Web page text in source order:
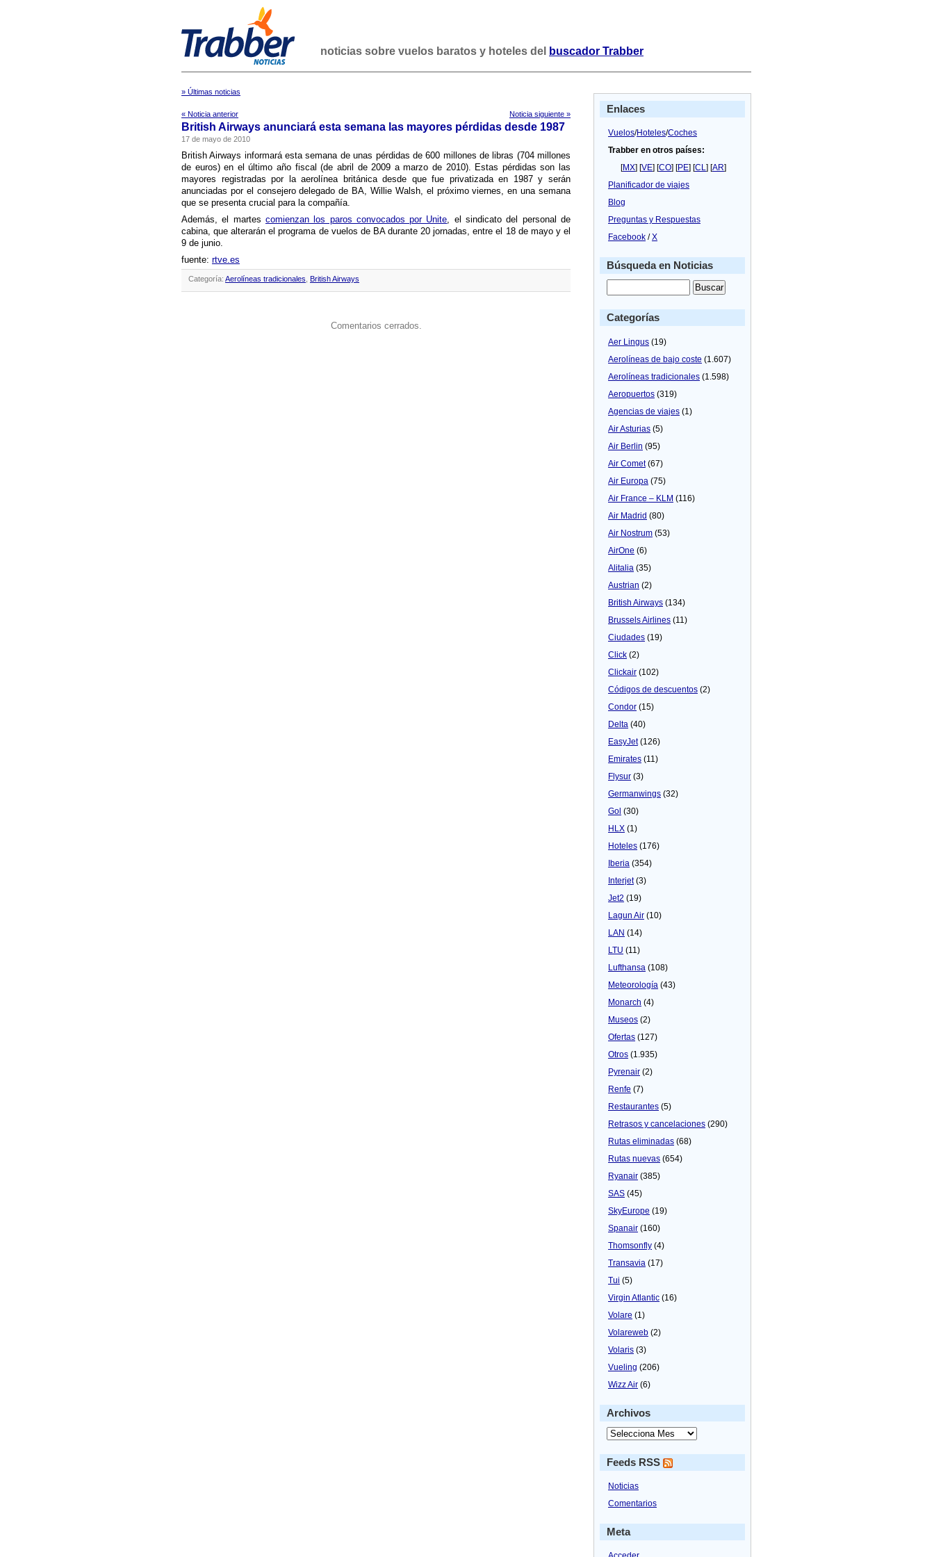
noticias sobre vuelos baratos y hoteles del buscador Trabber
» Últimas noticias
« Noticia anterior Noticia siguiente »
British Airways anunciará esta semana las mayores pérdidas desde 1987
17 de mayo de 2010
British Airways informará esta semana de unas pérdidas de 600 millones de libras (704 millones
de euros) en el último año fiscal (de abril de 2009 a marzo de 2010). Estas pérdidas son las
mayores registradas por la aerolí­nea británica desde que fue privatizada en 1987 y serán
anunciadas por el consejero delegado de BA, Willie Walsh, el próximo viernes, en una semana
que se presenta crucial para la compañí­a.
Además, el martes comienzan los paros convocados por Unite, el sindicato del personal de
cabina, que alterarán el programa de vuelos de BA durante 20 jornadas, entre el 18 de mayo y el
9 de junio.
fuente: rtve.es
Categoría: Aerolíneas tradicionales British Airways
Comentarios cerrados.
Enlaces
Vuelos/Hoteles/Coches
Trabber en otros países:
[MX] [VE] [CO] [PE] [CL] [AR]
Planificador de viajes
Blog
Preguntas y Respuestas
Facebook /X
Búsqueda en Noticias
Categorías
Aer Lingus (19)
Aerolíneas de bajo coste (1.607)
Aerolíneas tradicionales (1.598)
Aeropuertos (319)
Agencias de viajes (1)
Air Asturias (5)
Air Berlin (95)
Air Comet(67)
Air Europa (75)
Air France – KLM (116)
Air Madrid (80)
Air Nostrum (53)
AirOne (6)
Alitalia (35)
Austrian (2)
British Airways (134)
Brussels Airlines (11)
Ciudades (19)
Click (2)
Clickair (102)
Códigos de descuentos (2)
Condor (15)
Delta (40)
EasyJet(126)
Emirates (11)
Flysur (3)
Germanwings (32)
Gol (30)
HLX (1)
Hoteles (176)
Iberia (354)
Interjet(3)
Jet2 (19)
Lagun Air (10)
LAN (14)
LTU (11)
Lufthansa (108)
Meteorologí­a (43)
Monarch (4)
Museos (2)
Ofertas (127)
Otros (1.935)
Pyrenair (2)
Renfe (7)
Restaurantes (5)
Retrasos y cancelaciones (290)
Rutas eliminadas (68)
Rutas nuevas (654)
Ryanair (385)
SAS (45)
SkyEurope (19)
Spanair (160)
Thomsonfly (4)
Transavia (17)
Tui (5)
Virgin Atlantic (16)
Volare (1)
Volareweb (2)
Volaris (3)
Vueling (206)
Wizz Air (6)
Archivos
Feeds RSS
Noticias
Comentarios
Meta